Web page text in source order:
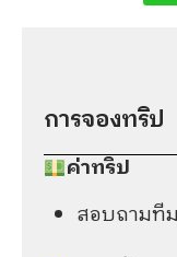
การจองทริป​
ค่าทริป
สอบถามที